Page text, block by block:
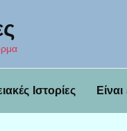
Ιστορίες